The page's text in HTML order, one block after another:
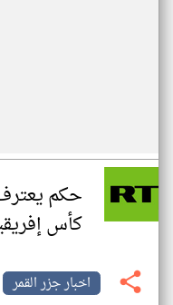
حكم
كأس إفريقيا
اخبار جزر القمر